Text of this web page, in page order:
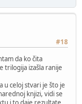
#18
da ko čita
trilogija izašla ranije
u celoj stvari je što je
knjizi, vidi se